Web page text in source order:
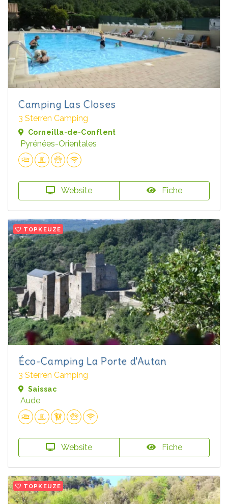
Camping Las Closes
3 Sterren Camping
Corneilla-de-Conflent
Pyrénées-Orientales
Website Fiche
TOPKEUZE
Éco-Camping La Porte d'Autan
3 Sterren Camping
Saissac
Aude
Website Fiche
TOPKEUZE